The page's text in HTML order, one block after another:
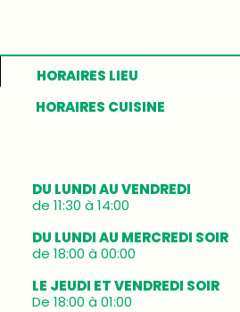
HORAIRES LIEU
HORAIRES CUISINE
DU LUNDI AU VENDREDI
de 11:30 à 14:00
DU LUNDI AU MERCREDI SOIR
de 18:00 à 00:00
LE JEUDI ET VENDREDI SOIR
De 18:00 à 01:00